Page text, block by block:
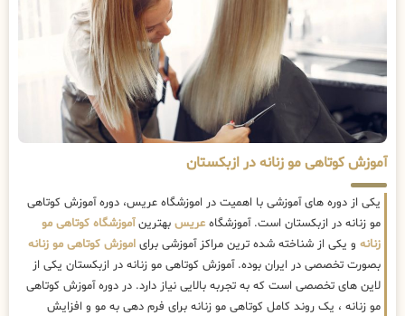
آموزش کوتاهی مو زنانه در ازبکستان
یکی از دوره های آموزشی با اهمیت در اموزشگاه عریس، دوره آموزش کوتاهی
مو زنانه در ازبکستان است. آموزشگاه عریس بهترینآموزشگاه کوتاهی مو
زنانه و یکی از شناخته شده ترین مراکز آموزشی برای اموزش کوتاهی مو زنانه
بصورت تخصصی در ایران بوده. آموزش کوتاهی مو زنانه در ازبکستان یکی از
لاین های تخصصی است که به تجربه بالایی نیاز دارد. در دوره آموزش کوتاهی
مو زنانه ، یک روند کامل کوتاهی مو زنانه برای فرم دهی به مو و افزایش